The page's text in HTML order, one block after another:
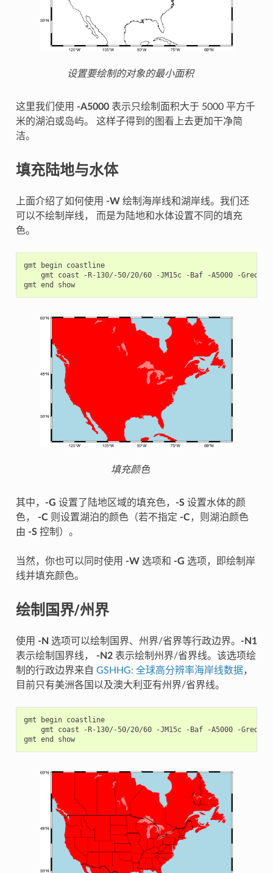
设置要绘制的对象的最小面积
这里我们使用 -A5000表示只绘制面积大于 5000 平方千
米的湖泊或岛屿。 这样子得到的图看上去更加干净简
洁。
填充陆地与水体
上面介绍了如何使用 -W绘制海岸线和湖岸线。我们还
可以不绘制岸线， 而是为陆地和水体设置不同的填充
色。
gmt begin
coastline
gmt
coast -R-130/-50/20/60 -JM15c -Baf -A5000 -Gred
gmt end show
填充颜色
其中， -G 设置了陆地区域的填充色， -S设置水体的颜
色， -C则设置湖泊的颜色（若不指定 -C，则湖泊颜色
由 -S控制）。
当然，你也可以同时使用 -W选项和 -G 选项，即绘制岸
线并填充颜色。
绘制国界/州界
使用 -N 选项可以绘制国界、州界/省界等行政边界。 -N1
表示绘制国界线， -N2表示绘制州界/省界线。该选项绘
制的行政边界来自 GSHHG: 全球高分辨率海岸线数据，
目前只有美洲各国以及澳大利亚有州界/省界线。
gmt begin
coastline
gmt
coast -R-130/-50/20/60 -JM15c -Baf -A5000 -Gred
gmt end show